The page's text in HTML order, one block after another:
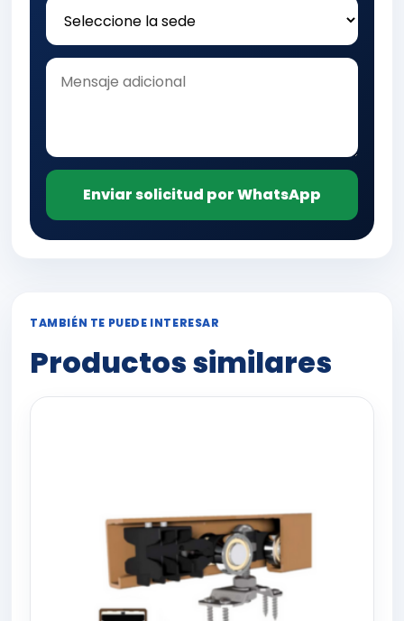
Enviar solicitud por WhatsApp
TAMBIÉN TE PUEDE INTERESAR
Productos similares